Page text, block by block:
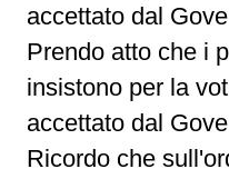
accettato dal
Prendo atto che i
insistono per la
accettato dal
Ricordo che